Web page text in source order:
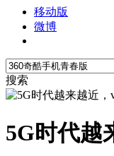
移动版
微博
搜索
5G时代越